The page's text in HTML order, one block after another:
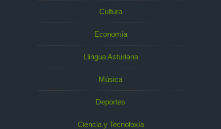
Cultura
Economía
Llingua Asturiana
Música
Deportes
Ciencia y Tecnoloxía